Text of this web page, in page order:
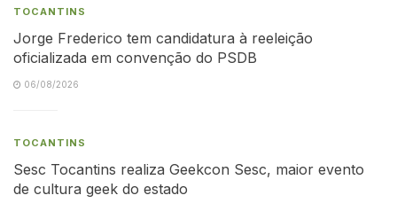
TOCANTINS
Jorge Frederico tem candidatura à reeleição
oficializada em convenção do PSDB
06/08/2026
TOCANTINS
Sesc Tocantins realiza Geekcon Sesc, maior evento
de cultura geek do estado